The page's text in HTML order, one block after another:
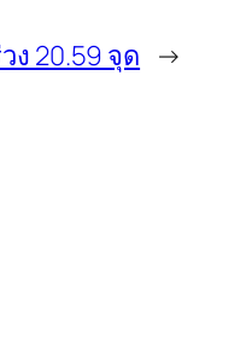
ง 20.59 จุด →